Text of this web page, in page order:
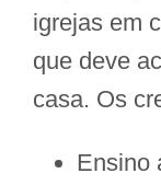
igrejas em
que deve
casa. Os
Ensino